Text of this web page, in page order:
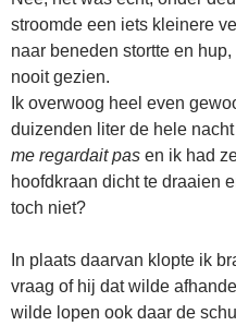
stroomde een iets kleinere
naar beneden stortte en
nooit gezien.
Ik overwoog heel even
duizenden liter de hele
me regardait pas en ik had
hoofdkraan dicht te draaien
toch niet?
In plaats daarvan klopte ik
vraag of hij dat wilde
wilde lopen ook daar de